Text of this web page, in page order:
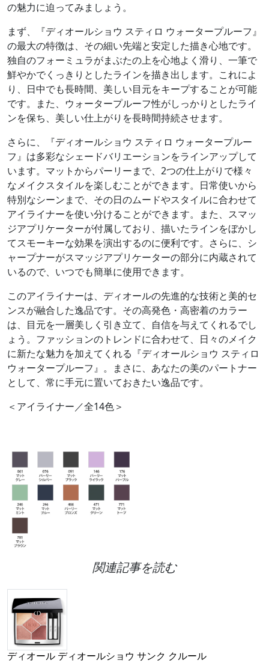
の魅力に迫ってみましょう。
まず、『ディオールショウ スティロ ウォータープルーフ』
の最大の特徴は、その細い先端と安定した描き心地です。
独自のフォーミュラがまぶたの上を心地よく滑り、一筆で
鮮やかでくっきりとしたラインを描き出します。これによ
り、日中でも長時間、美しい目元をキープすることが可能
です。また、ウォータープルーフ性がしっかりとしたライ
ンを保ち、美しい仕上がりを長時間持続させます。
さらに、『ディオールショウ スティロ ウォータープルー
フ』は多彩なシェードバリエーションをラインアップして
います。マットからパーリーまで、2つの仕上がりで様々
なメイクスタイルを楽しむことができます。日常使いから
特別なシーンまで、その日のムードやスタイルに合わせて
アイライナーを使い分けることができます。また、スマッ
ジアプリケーターが付属しており、描いたラインをぼかし
てスモーキーな効果を演出するのに便利です。さらに、シ
ャープナーがスマッジアプリケーターの部分に内蔵されて
いるので、いつでも簡単に使用できます。
このアイライナーは、ディオールの先進的な技術と美的セ
ンスが融合した逸品です。その高発色・高密着のカラー
は、目元を一層美しく引き立て、自信を与えてくれるでし
ょう。ファッションのトレンドに合わせて、日々のメイク
に新たな魅力を加えてくれる『ディオールショウ スティロ
ウォータープルーフ』。まさに、あなたの美のパートナー
として、常に手元に置いておきたい逸品です。
＜アイライナー／全14色＞
関連記事を読む
ディオール ディオールショウ サンク クルール